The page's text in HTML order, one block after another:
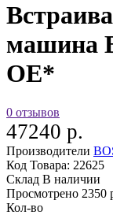
машина
OE*
0 отзывов
47240 р.
Производители
Код Товара: 22625
Склад В наличии
Просмотрено 2350
Кол-во